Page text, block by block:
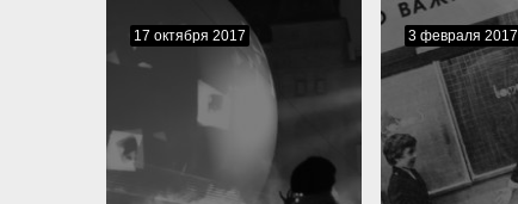
17 октября 2017 3 февраля 2017